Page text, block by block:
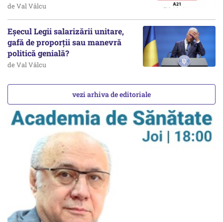
de Val Vâlcu
Eșecul Legii salarizării unitare,
gafă de proporții sau manevră
politică genială?
de Val Vâlcu
vezi arhiva de editoriale